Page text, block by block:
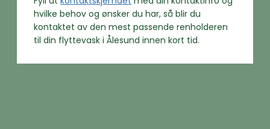
hvilke behov og ønsker du har, så blir du
kontaktet av den mest passende renholderen
til din flyttevask i Ålesund innen kort tid.